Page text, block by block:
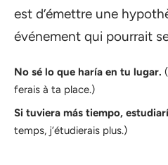
est d’émettre une
événement qui pourrait
No sé lo que haría en tu lugar.
ferais à ta place.)
Si tuviera más tiempo,
temps, j’étudierais plus.)